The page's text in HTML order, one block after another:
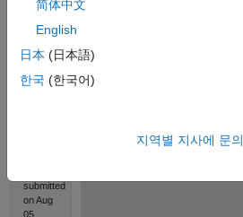
Solution
Stats
1203
Solutions
submitted
on Aug
05,
简体中文
English
日本 (日本語)
한국 (한국어)
지역별 지사에 문의